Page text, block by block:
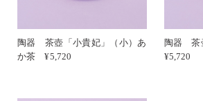
陶器 茶壺「小貴妃」（小）あ
か茶 ¥5,720
陶器 茶
¥5,720